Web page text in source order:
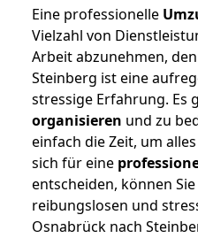
Eine professionelle
Vielzahl von
Arbeit abzunehmen,
Steinberg ist eine
stressige Erfahrung. Es
organisieren und zu
einfach die Zeit, um
sich für eine
entscheiden, können
reibungslosen und
Osnabrück nach